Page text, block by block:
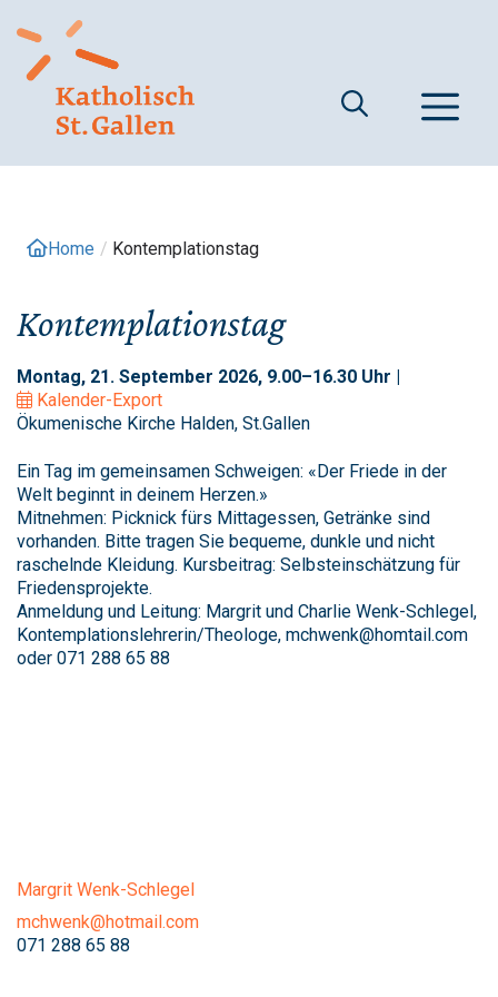
zum
Inhalt
Home / Kontemplationstag
Kontemplationstag
Montag, 21. September 2026, 9.00–16.30 Uhr |
Kalender-Export
Ökumenische Kirche Halden, St.Gallen
Ein Tag im gemeinsamen Schweigen: «Der Friede in der
Welt beginnt in deinem Herzen.»
Mitnehmen: Picknick fürs Mittagessen, Getränke sind
vorhanden. Bitte tragen Sie bequeme, dunkle und nicht
raschelnde Kleidung. Kursbeitrag: Selbsteinschätzung für
Friedensprojekte.
Anmeldung und Leitung: Margrit und Charlie Wenk-Schlegel,
Kontemplationslehrerin/Theologe, mchwenk@homtail.com
oder 071 288 65 88
Margrit Wenk-Schlegel
mchwenk@hotmail.com
071 288 65 88